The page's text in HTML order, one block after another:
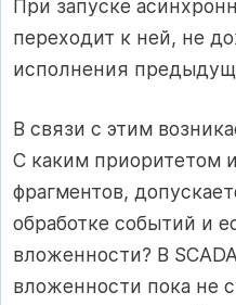
При запуске
переходит к ней, не
исполнения
В связи с этим
С каким приоритетом
фрагментов,
обработке событий и
вложенности? В
вложенности пока не